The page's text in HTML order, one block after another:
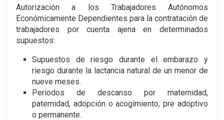
Autorización a los Trabajadores Autónomos
Económicamente Dependientes para la contratación de
trabajadores por cuenta ajena en determinados
supuestos:
Supuestos de riesgo durante el embarazo y
riesgo durante la lactancia natural de un menor de
nueve meses.
Períodos de descanso por maternidad,
paternidad, adopción o acogimiento, pre adoptivo
o permanente.